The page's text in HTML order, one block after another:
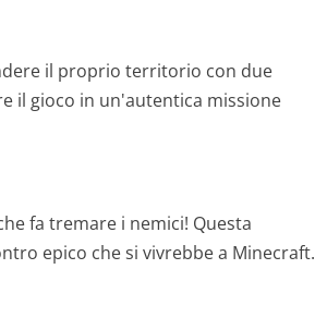
il proprio territorio con due
il gioco in un'autentica missione
fa tremare i nemici! Questa
epico che si vivrebbe a Minecraft.